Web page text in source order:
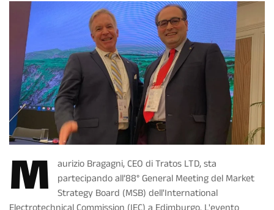
M
aurizio Bragagni, CEO di Tratos LTD, sta
partecipando all’88° General Meeting del Market
Strategy Board (MSB) dell'International